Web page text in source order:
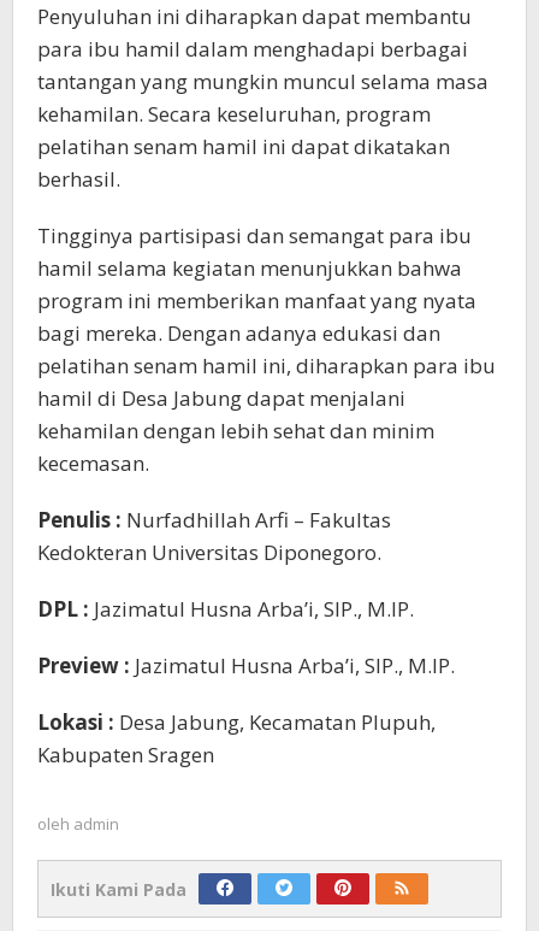
Penyuluhan ini diharapkan dapat membantu
para ibu hamil dalam menghadapi berbagai
tantangan yang mungkin muncul selama masa
kehamilan. Secara keseluruhan, program
pelatihan senam hamil ini dapat dikatakan
berhasil.
Tingginya partisipasi dan semangat para ibu
hamil selama kegiatan menunjukkan bahwa
program ini memberikan manfaat yang nyata
bagi mereka. Dengan adanya edukasi dan
pelatihan senam hamil ini, diharapkan para ibu
hamil di Desa Jabung dapat menjalani
kehamilan dengan lebih sehat dan minim
kecemasan.
Penulis : Nurfadhillah Arfi – Fakultas
Kedokteran Universitas Diponegoro.
DPL : Jazimatul Husna Arba’i, SIP., M.IP.
Preview : Jazimatul Husna Arba’i, SIP., M.IP.
Lokasi : Desa Jabung, Kecamatan Plupuh,
Kabupaten Sragen
oleh admin
Ikuti Kami Pada